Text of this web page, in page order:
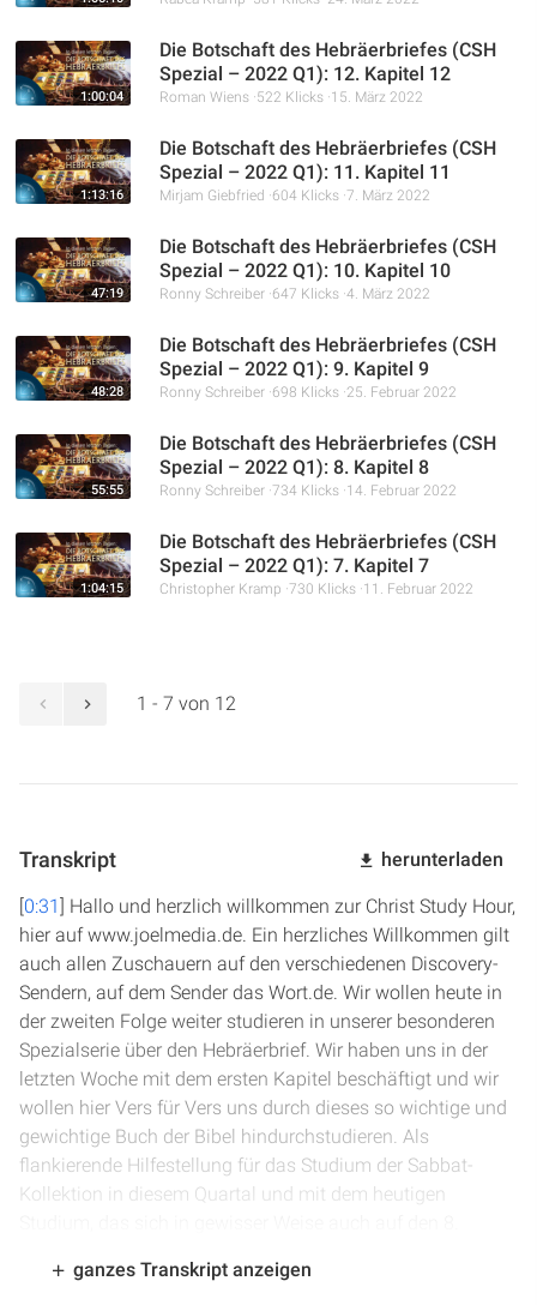
1:00:04
Die Botschaft des Hebräerbriefes (CSH
Spezial – 2022 Q1): 12. Kapitel 12
Roman Wiens 522 Klicks 15. März 2022
1:13:16
Die Botschaft des Hebräerbriefes (CSH
Spezial – 2022 Q1): 11. Kapitel 11
Mirjam Giebfried 604 Klicks 7. März 2022
47:19
Die Botschaft des Hebräerbriefes (CSH
Spezial – 2022 Q1): 10. Kapitel 10
Ronny Schreiber 647 Klicks 4. März 2022
48:28
Die Botschaft des Hebräerbriefes (CSH
Spezial – 2022 Q1): 9. Kapitel 9
Ronny Schreiber 698 Klicks 25. Februar 2022
55:55
Die Botschaft des Hebräerbriefes (CSH
Spezial – 2022 Q1): 8. Kapitel 8
Ronny Schreiber 734 Klicks 14. Februar 2022
1:04:15
Die Botschaft des Hebräerbriefes (CSH
Spezial – 2022 Q1): 7. Kapitel 7
Christopher Kramp 730 Klicks 11. Februar 2022
1 - 7 von 12
Transkript herunterladen
[0:31] Hallo und herzlich willkommen zur Christ Study Hour,
hier auf www.joelmedia.de. Ein herzliches Willkommen gilt
auch allen Zuschauern auf den verschiedenen Discovery-
Sendern, auf dem Sender das Wort.de. Wir wollen heute in
der zweiten Folge weiter studieren in unserer besonderen
Spezialserie über den Hebräerbrief. Wir haben uns in der
letzten Woche mit dem ersten Kapitel beschäftigt und wir
wollen hier Vers für Vers uns durch dieses so wichtige und
gewichtige Buch der Bibel hindurchstudieren. Als
flankierende Hilfestellung für das Studium der Sabbat-
Kollektion in diesem Quartal und mit dem heutigen
zuwenden. Wir wollen wieder uns anhand der Bibel Vers für
ganzes Transkript anzeigen